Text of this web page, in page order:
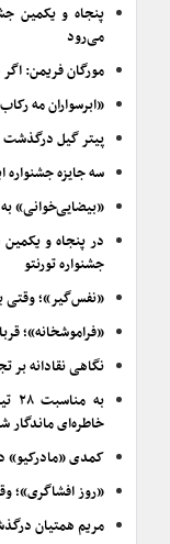
پنجاه و یکمین
می‌رود
مورگان فریمن:
«ابرسواران مه
پیتر گیل درگذشت
سه جایزه جشنواره
«بیضایی‌خوانی»
در پنجاه و
جشنواره تورنتو
«نفس‌گیر»؛ وقتی
«فراموشخانه»؛
نگاهی نقادانه بر
خاطره‌ای ماندگار
کمدی «مادرکیو»
«روز افشاگری»؛
مریم همتیان